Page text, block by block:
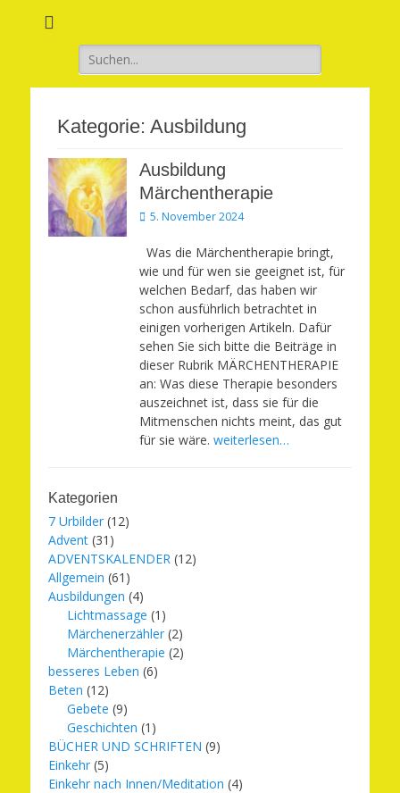
Suchen
nach:
Kategorie: Ausbildung
Ausbildung
Märchentherapie
Veröffentlicht
5. November 2024
Was die Märchentherapie bringt,
wie und für wen sie geeignet ist, für
welchen Bedarf, das haben wir
schon ausführlich betrachtet in
einigen vorherigen Artikeln. Dafür
sehen Sie sich bitte die Beiträge in
dieser Rubrik MÄRCHENTHERAPIE
an: Was diese Therapie besonders
auszeichnet ist, dass sie für die
Mitmenschen nichts meint, das gut
für sie wäre. weiterlesen…
Kategorien
7 Urbilder (12)
Advent (31)
ADVENTSKALENDER (12)
Allgemein (61)
Ausbildungen (4)
Lichtmassage (1)
Märchenerzähler (2)
Märchentherapie (2)
besseres Leben (6)
Beten (12)
Gebete (9)
Geschichten (1)
BÜCHER UND SCHRIFTEN (9)
Einkehr (5)
Einkehr nach Innen/Meditation (4)